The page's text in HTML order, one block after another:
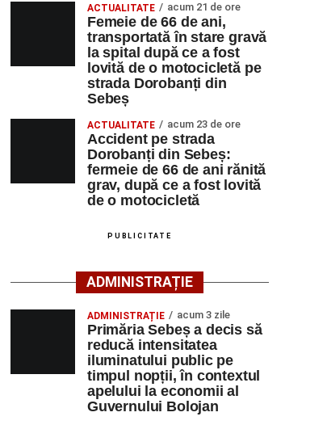
ACTUALITATE acum 21 de ore
Femeie de 66 de ani,
transportată în stare gravă
la spital după ce a fost
lovită de o motocicletă pe
strada Dorobanți din
Sebeș
ACTUALITATE acum 23 de ore
Accident pe strada
Dorobanți din Sebeș:
fermeie de 66 de ani rănită
grav, după ce a fost lovită
de o motocicletă
PUBLICITATE
ADMINISTRAȚIE
ADMINISTRAȚIE acum 3 zile
Primăria Sebeș a decis să
reducă intensitatea
iluminatului public pe
timpul nopții, în contextul
apelului la economii al
Guvernului Bolojan